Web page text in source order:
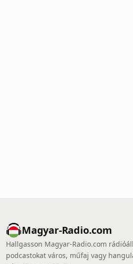
Magyar-Radio.com
Hallgasson Magyar-Radio.com
podcastokat város, műfaj vagy